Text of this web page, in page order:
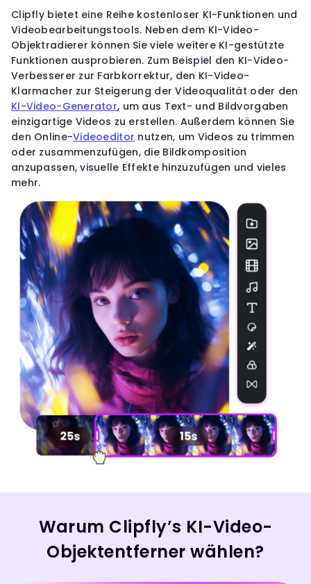
Clipfly bietet eine Reihe kostenloser KI-Funktionen und
Videobearbeitungstools. Neben dem KI-Video-
Objektradierer können Sie viele weitere KI-gestützte
Funktionen ausprobieren. Zum Beispiel den KI-Video-
Verbesserer zur Farbkorrektur, den KI-Video-
Klarmacher zur Steigerung der Videoqualität oder den
KI-Video-Generator, um aus Text- und Bildvorgaben
einzigartige Videos zu erstellen. Außerdem können Sie
den Online-Videoeditor nutzen, um Videos zu trimmen
oder zusammenzufügen, die Bildkomposition
anzupassen, visuelle Effekte hinzuzufügen und vieles
mehr.
Warum Clipfly’s KI-Video-
Objektentferner wählen?